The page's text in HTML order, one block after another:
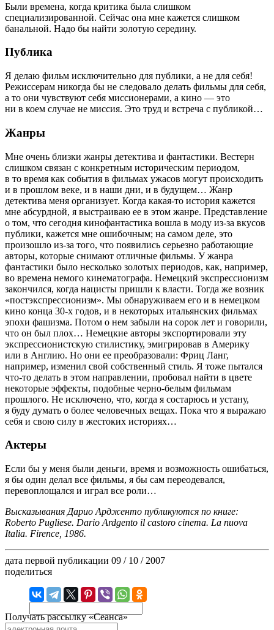
Были времена, когда критика была слишком
специализированной. Сейчас она мне кажется слишком
банальной. Надо бы найти золотую середину.
Публика
Я делаю фильм исключительно для публики, а не для себя!
Режиссерам никогда бы не следовало делать фильмы для себя,
а то они чувствуют себя миссионерами, а кино — это
ни в коем случае не миссия. Это труд и встреча с публикой…
Жанры
Мне очень близки жанры детектива и фантастики. Вестерн
слишком связан с конкретным историческим периодом,
в то время как события в фильмах ужасов могут происходить
и в прошлом веке, и в наши дни, и в будущем… Жанр
детектива меня организует. Когда какая-то история кажется
мне абсурдной, я выстраиваю ее в этом жанре. Представление
о том, что сегодня кинофантастика вошла в моду из-за вкусов
публики, кажется мне ошибочным; на самом деле, это
произошло из-за того, что появились серьезно работающие
авторы, которые снимают отличные фильмы. У жанра
фантастики было несколько золотых периодов, как, например,
во времена немого кинематографа. Немецкий экспрессионизм
закончился, когда нацисты пришли к власти. Тогда же возник
«постэкспрессионизм». Мы обнаруживаем его и в немецком
кино конца 30-х годов, и в некоторых итальянских фильмах
эпохи фашизма. Потом о нем забыли на сорок лет и говорили,
что он был плох… Немецкие авторы экспортировали эту
экспрессионистскую стилистику, эмигрировав в Америку
или в Англию. Но они ее преобразовали: Фриц Ланг,
например, изменил свой собственный стиль. Я тоже пытался
что-то делать в этом направлении, пробовал найти в цвете
некоторые эффекты, подобные черно-белым фильмам
прошлого. Не исключено, что, когда я состарюсь и устану,
я буду думать о более человечных вещах. Пока что я выражаю
себя и свою силу в жестоких историях…
Актеры
Если бы у меня были деньги, время и возможность ошибаться,
я бы один делал все фильмы, я бы сам переодевался,
перевоплощался и играл все роли…
Высказывания Дарио Ардженто публикуются по книге:
Roberto Pugliese. Dario Ardgento il castoro cinema. La nuova
Italia. Firence, 1986.
дата первой публикации 09 / 10 / 2007
поделиться
Получать рассылку «Сеанса»